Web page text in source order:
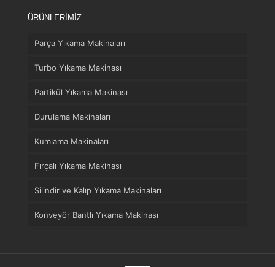
ÜRÜNLERİMİZ
Parça Yıkama Makinaları
Turbo Yıkama Makinası
Partikül Yıkama Makinası
Durulama Makinaları
Kumlama Makinaları
Fırçalı Yıkama Makinası
Silindir ve Kalıp Yıkama Makinaları
Konveyör Bantlı Yıkama Makinası
WhatsApp